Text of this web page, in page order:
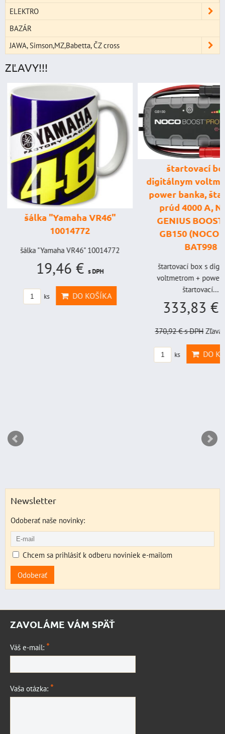
ELEKTRO
BAZÁR
JAWA, Simson,MZ,Babetta, ČZ cross
ZĽAVY!!!
šálka "Yamaha VR46"
10014772
šálka "Yamaha VR46" 10014772
19,46 € s DPH
ks DO KOŠÍKA
štartovací
digitálnym
power banka,
prúd 4000 A,
GENIUS BOOST
GB150 (NOCO
BAT998
štartovací box s
voltmetrom + power
štartovací...
333,83 €
370,92 €s DPH Zľava
ks DO
Newsletter
Odoberať naše novinky:
Chcem sa prihlásiť k odberu noviniek e-mailom
Odoberať
ZAVOLÁME VÁM SPÄŤ
Váš e-mail: *
Vaša otázka: *